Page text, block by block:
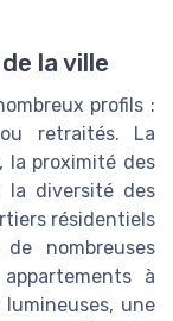
la ville
profils :
retraités. La
la proximité des
la diversité des
résidentiels
nombreuses
à
une